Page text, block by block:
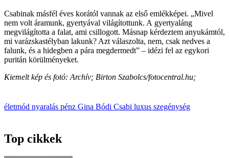
Csabinak másfél éves korától vannak az első emlékképei. „Mivel
nem volt áramunk, gyertyával világítottunk. A gyertyaláng
megvilágította a falat, ami csillogott. Másnap kérdeztem anyukámtól,
mi varázskastélyban lakunk? Azt válaszolta, nem, csak nedves a
falunk, és a hidegben a pára megdermedt” – idézi fel az egykori
puritán körülményeket.
Kiemelt kép és fotó: Archív; Birton Szabolcs/fotocentral.hu;
életmód nyaralás pénz Gina Bódi Csabi luxus szegénység
Top cikkek